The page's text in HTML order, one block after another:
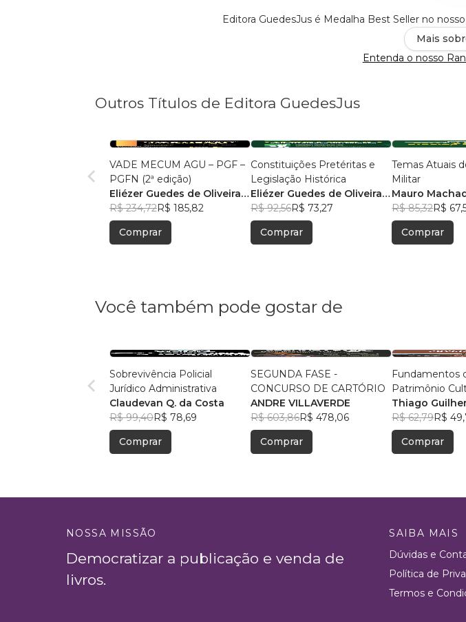
Editora GuedesJus é Medalha Best Seller no
Mais
Entenda o nosso
Outros Títulos de Editora GuedesJus
VADE MECUM AGU – PGF –
PGFN (2ª edição)
Eliézer Guedes de Oliveira
Junior
R$ 234,72R$ 185,82
Comprar
Constituições Pretéritas e
Legislação Histórica
Eliézer Guedes de Oliveira
Junior
R$ 92,56R$ 73,27
Comprar
Temas Atuais
Militar
Mauro
R$ 85,32R$
Comprar
Você também pode gostar de
Sobrevivência Policial
Jurídico Administrativa
Claudevan Q. da Costa
R$ 99,40R$ 78,69
Comprar
SEGUNDA FASE -
CONCURSO DE CARTÓRIO
ANDRE VILLAVERDE
R$ 603,86R$ 478,06
Comprar
Fundamentos
Patrimônio
Thiago
R$ 62,79R$
Comprar
NOSSA MISSÃO
Democratizar a publicação e venda de
livros.
SAIBA MAIS
Dúvidas e
Política de
Termos e